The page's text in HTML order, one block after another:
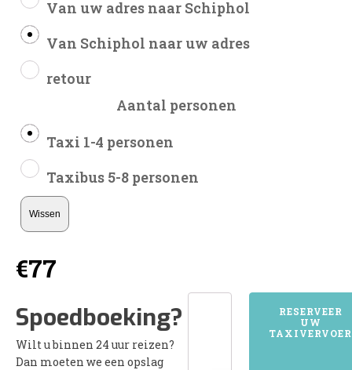
Van uw adres naar Schiphol
Van Schiphol naar uw adres
retour
Aantal personen
Taxi 1-4 personen
Taxibus 5-8 personen
Wissen
€77
Spoedboeking?
Wilt u binnen 24 uur reizen?
Dan moeten we een opslag
RESERVEER
UW
TAXIVERVOER